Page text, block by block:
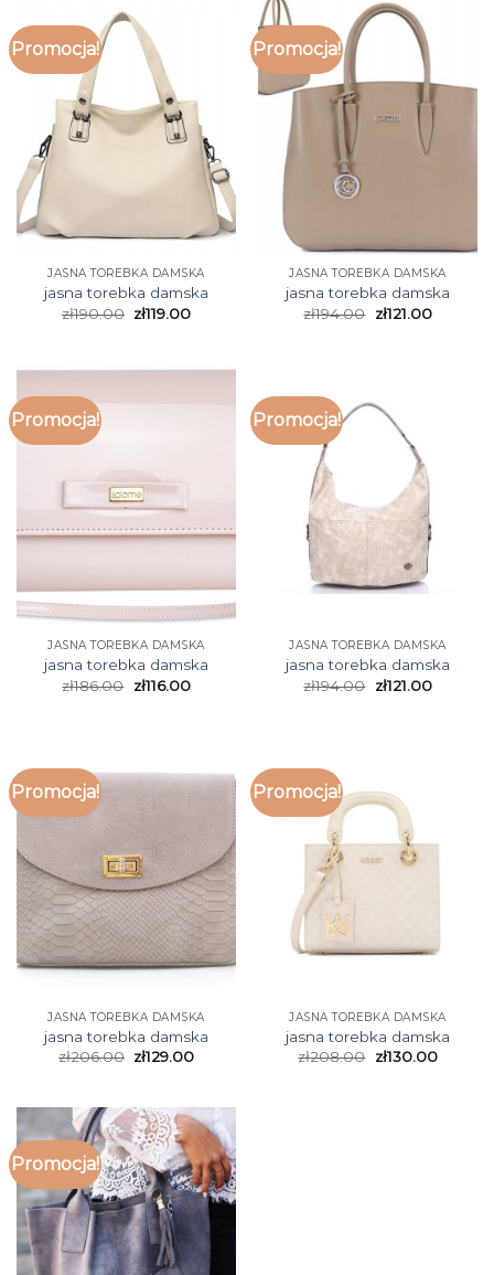
Promocja!
JASNA TOREBKA DAMSKA
jasna torebka damska
zł190.00 zł119.00
Promocja!
JASNA TOREBKA DAMSKA
jasna torebka damska
zł194.00 zł121.00
Promocja!
JASNA TOREBKA DAMSKA
jasna torebka damska
zł186.00 zł116.00
Promocja!
JASNA TOREBKA DAMSKA
jasna torebka damska
zł194.00 zł121.00
Promocja!
JASNA TOREBKA DAMSKA
jasna torebka damska
zł206.00 zł129.00
Promocja!
JASNA TOREBKA DAMSKA
jasna torebka damska
zł208.00 zł130.00
Promocja!